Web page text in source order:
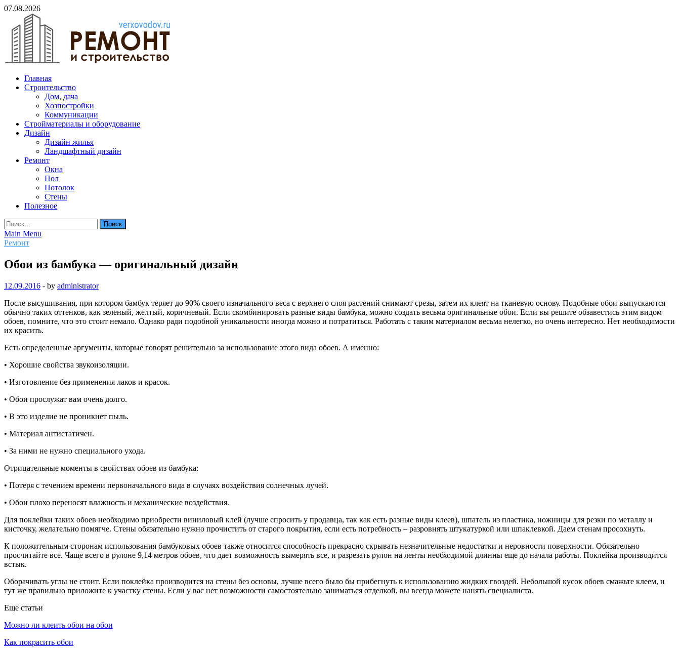
Skip
content
07.08.2026
verxovodov.ru
Ремонт и строительство
Главная
Строительство
Дом, дача
Хозпостройки
Коммуникации
Стройматериалы и оборудование
Дизайн
Дизайн жилья
Ландшафтный дизайн
Ремонт
Окна
Пол
Потолок
Стены
Полезное
Найти:
Main Menu
Ремонт
Обои из бамбука — оригинальный дизайн
12.09.2016 - by administrator
После высушивания, при котором бамбук теряет до 90% своего изначального веса с верхнего слоя растений снимают срезы, затем их клеят на тканевую основу. Подобные обои выпускаются
обычно таких оттенков, как зеленый, желтый, коричневый. Если скомбинировать разные виды бамбука, можно создать весьма оригинальные обои. Если вы решите обзавестись этим видом
обоев, помните, что это стоит немало. Однако ради подобной уникальности иногда можно и потратиться. Работать с таким материалом весьма нелегко, но очень интересно. Нет необходимости
их красить.
Есть определенные аргументы, которые говорят решительно за использование этого вида обоев. А именно:
• Хорошие свойства звукоизоляции.
• Изготовление без применения лаков и красок.
• Обои прослужат вам очень долго.
• В это изделие не проникнет пыль.
• Материал антистатичен.
• За ними не нужно специального ухода.
Отрицательные моменты в свойствах обоев из бамбука:
• Потеря с течением времени первоначального вида в случаях воздействия солнечных лучей.
• Обои плохо переносят влажность и механические воздействия.
Для поклейки таких обоев необходимо приобрести виниловый клей (лучше спросить у продавца, так как есть разные виды клеев), шпатель из пластика, ножницы для резки по металлу и
кисточку, желательно помягче. Стены обязательно нужно прочистить от старого покрытия, если есть потребность – разровнять штукатуркой или шпаклевкой. Даем стенам просохнуть.
К положительным сторонам использования бамбуковых обоев также относится способность прекрасно скрывать незначительные недостатки и неровности поверхности. Обязательно
просчитайте все. Чаще всего в рулоне 9,14 метров обоев, что дает возможность вымерять все, и разрезать рулон на ленты необходимой длинны еще до начала работы. Поклейка производится
встык.
Оборачивать углы не стоит. Если поклейка производится на стены без основы, лучше всего было бы прибегнуть к использованию жидких гвоздей. Небольшой кусок обоев смажьте клеем, и
тут же правильно приложите к участку стены. Если у вас нет возможности самостоятельно заниматься отделкой, вы всегда можете нанять специалиста.
Еще статьи
Можно ли клеить обои на обои
Как покрасить обои